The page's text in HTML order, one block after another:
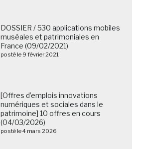
DOSSIER / 530 applications mobiles
muséales et patrimoniales en
France (09/02/2021)
posté le 9 février 2021
[Offres d’emplois innovations
numériques et sociales dans le
patrimoine] 10 offres en cours
(04/03/2026)
posté le 4 mars 2026